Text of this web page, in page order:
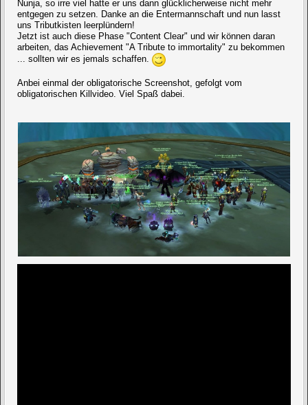
Nunja, so irre viel hatte er uns dann glücklicherweise nicht mehr
entgegen zu setzen. Danke an die Entermannschaft und nun lasst
uns Tributkisten leerplündern!
Jetzt ist auch diese Phase "Content Clear" und wir können daran
arbeiten, das Achievement "A Tribute to immortality" zu bekommen
... sollten wir es jemals schaffen.
Anbei einmal der obligatorische Screenshot, gefolgt vom
obligatorischen Killvideo. Viel Spaß dabei.